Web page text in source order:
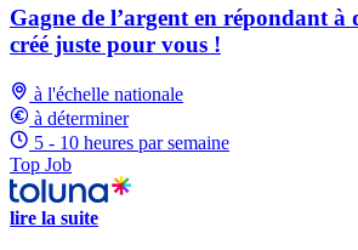
Gagne de l’argent en répondant à
créé juste pour vous !
à l'échelle nationale
à déterminer
5 - 10 heures par semaine
Top Job
lire la suite